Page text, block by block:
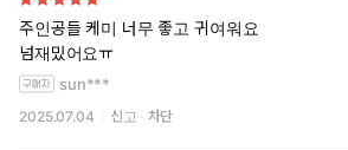
근데 그거 빼고는 잘 울고 귀여워서 좋았습니다.
주인공들 케미 너무 좋고 귀여워요
넘재밌어요ㅠ
sun***
2025.07.04 신고 차단